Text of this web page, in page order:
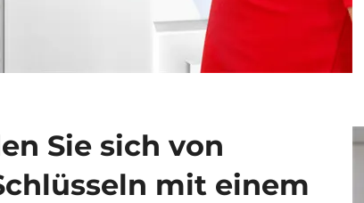
Sie sich von
mit einem